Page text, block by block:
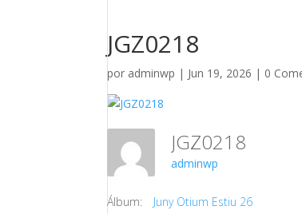
JGZ0218
por adminwp | Jun 19, 2026 | 0
JGZ0218
adminwp
Álbum: Juny Otium Estiu 26